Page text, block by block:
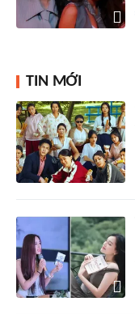
TIN MỚI